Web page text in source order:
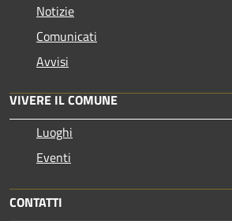
Notizie
Comunicati
Avvisi
VIVERE IL COMUNE
Luoghi
Eventi
CONTATTI